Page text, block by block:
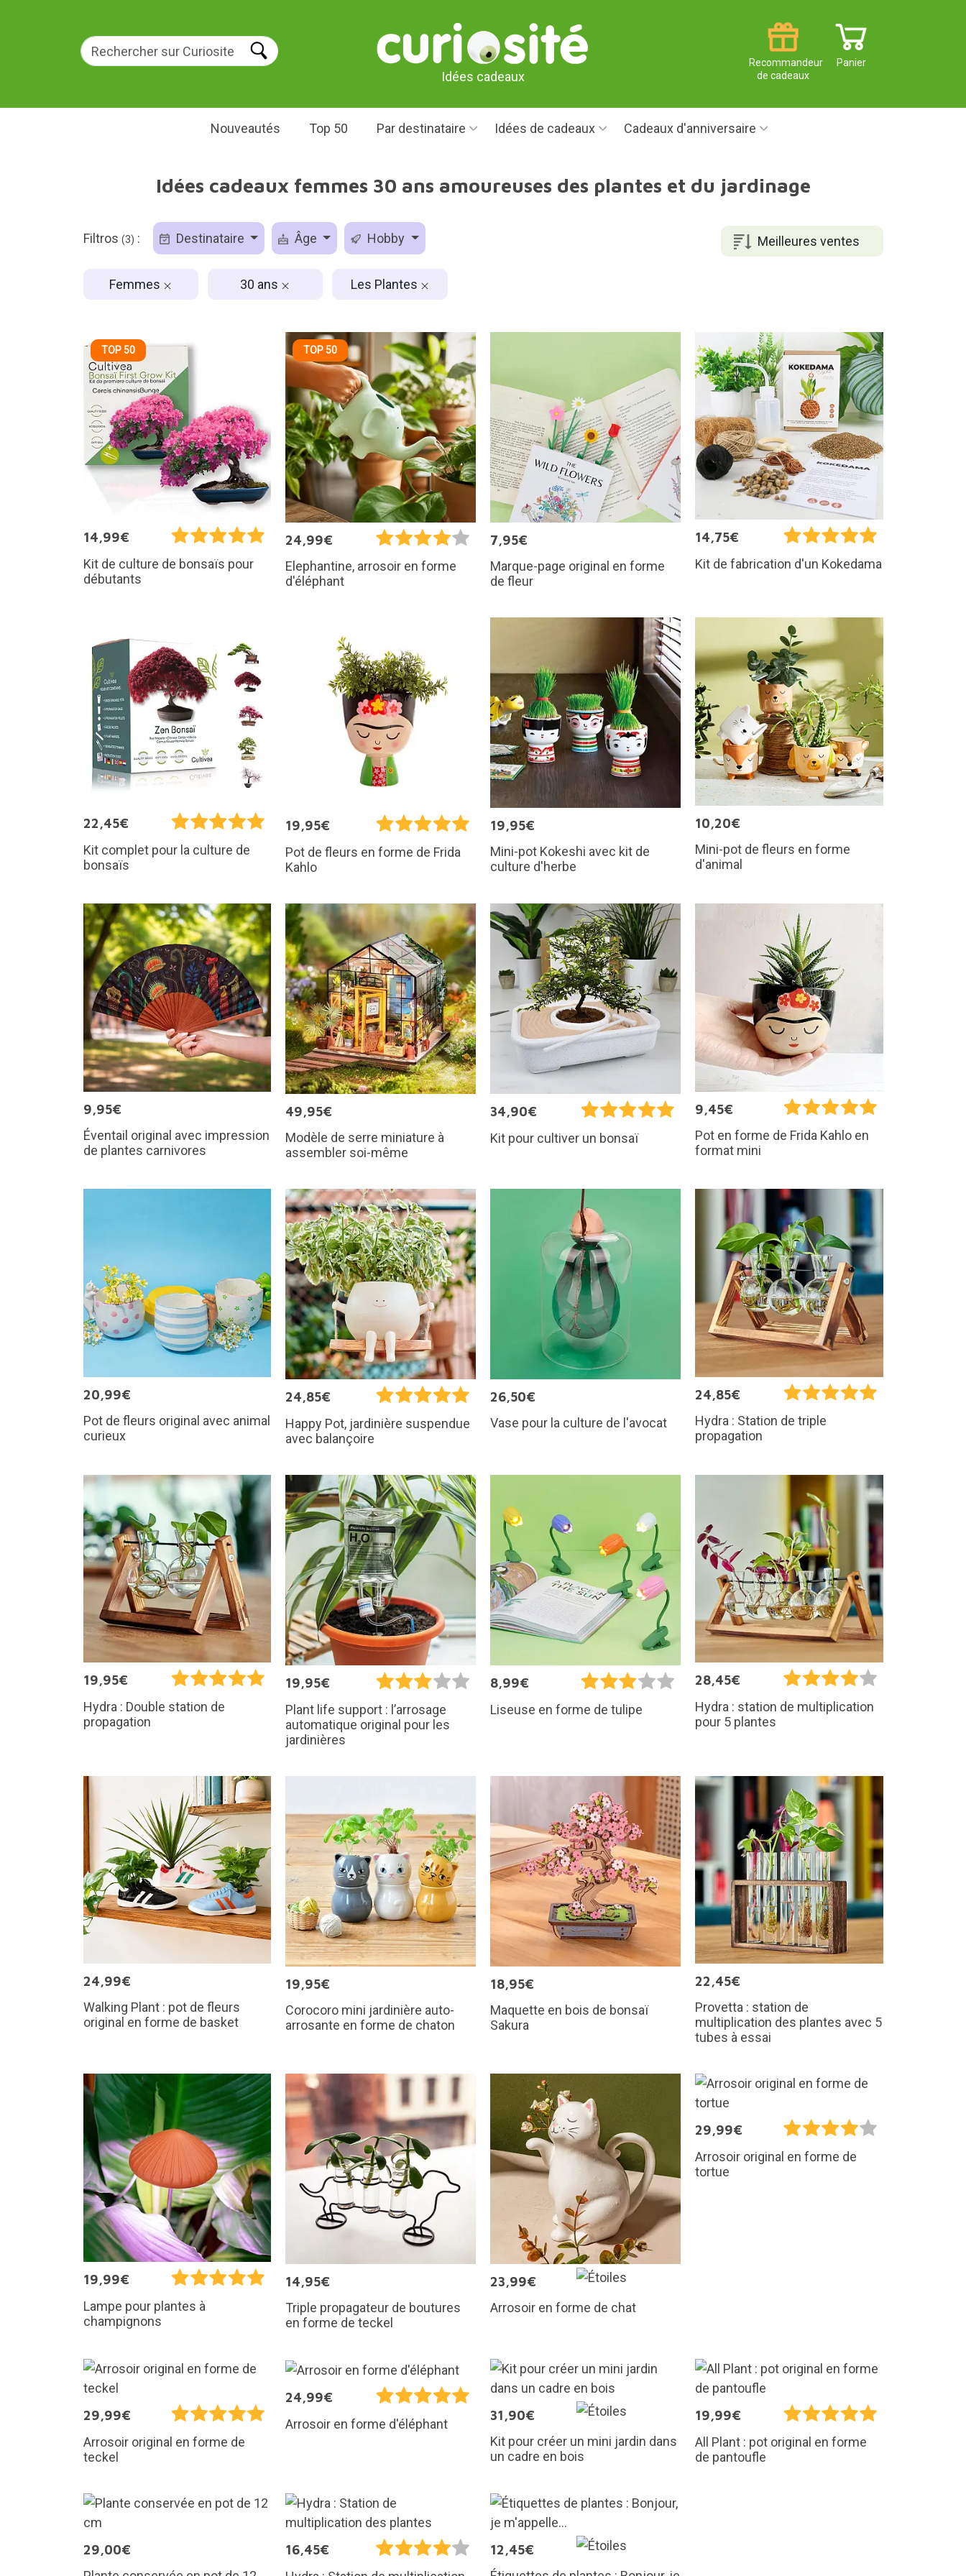
Idées cadeaux
Panier
Recommandeur
de cadeaux
Nouveautés Top 50 Par destinataire Idées de cadeaux Cadeaux d'anniversaire
Idées cadeaux femmes 30 ans amoureuses des plantes et du jardinage
Meilleures ventes
Filtros (3) : Destinataire Âge Hobby
Femmes 30 ans Les Plantes
TOP 50
14,99€
Kit de culture de bonsaïs pour
débutants
TOP 50
24,99€
Elephantine, arrosoir en forme
d'éléphant
7,95€
Marque-page original en forme
de fleur
14,75€
Kit de fabrication d'un Kokedama
22,45€
Kit complet pour la culture de
bonsaïs
19,95€
Pot de fleurs en forme de Frida
Kahlo
19,95€
Mini-pot Kokeshi avec kit de
culture d'herbe
10,20€
Mini-pot de fleurs en forme
d'animal
9,95€
Éventail original avec impression
de plantes carnivores
49,95€
Modèle de serre miniature à
assembler soi-même
34,90€
Kit pour cultiver un bonsaï
9,45€
Pot en forme de Frida Kahlo en
format mini
20,99€
Pot de fleurs original avec animal
curieux
24,85€
Happy Pot, jardinière suspendue
avec balançoire
26,50€
Vase pour la culture de l'avocat
24,85€
Hydra : Station de triple
propagation
19,95€
Hydra : Double station de
propagation
19,95€
Plant life support : l’arrosage
automatique original pour les
jardinières
8,99€
Liseuse en forme de tulipe
28,45€
Hydra : station de multiplication
pour 5 plantes
24,99€
Walking Plant : pot de fleurs
original en forme de basket
19,95€
Corocoro mini jardinière auto-
arrosante en forme de chaton
18,95€
Maquette en bois de bonsaï
Sakura
22,45€
Provetta : station de
multiplication des plantes avec 5
tubes à essai
19,99€
Lampe pour plantes à
champignons
14,95€
Triple propagateur de boutures
en forme de teckel
23,99€
Arrosoir en forme de chat
29,99€
Arrosoir original en forme de
tortue
29,99€
Arrosoir original en forme de
teckel
24,99€
Arrosoir en forme d'éléphant
31,90€
Kit pour créer un mini jardin dans
un cadre en bois
19,99€
All Plant : pot original en forme
de pantoufle
29,00€
16,45€
12,45€